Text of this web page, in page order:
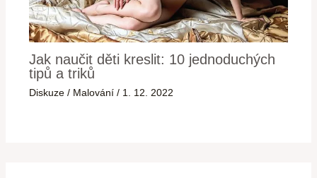
Jak naučit děti kreslit: 10 jednoduchých
tipů a triků
Diskuze / Malování / 1. 12. 2022